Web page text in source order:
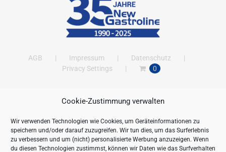
Cookie-Zustimmung verwalten
Wir verwenden Technologien wie Cookies, um Geräteinformationen zu
speichern und/oder darauf zuzugreifen. Wir tun dies, um das Surferlebnis
zu verbessern und um (nicht) personalisierte Werbung anzuzeigen. Wenn
du diesen Technologien zustimmst, können wir Daten wie das Surfverhalten
AGB Impressum
Datenschutz
Privacy Settings
0
ANSCHRIFT
New Gastroline GmbH
Barthestraße 115
18356 Barth